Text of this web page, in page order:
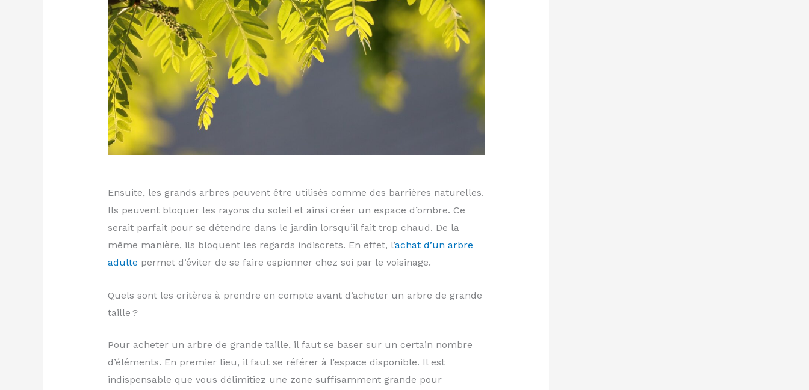
Ensuite, les grands arbres peuvent être utilisés comme des barrières naturelles.
Ils peuvent bloquer les rayons du soleil et ainsi créer un espace d’ombre. Ce
serait parfait pour se détendre dans le jardin lorsqu’il fait trop chaud. De la
même manière, ils bloquent les regards indiscrets. En effet, l’achat d’un arbre
adulte permet d’éviter de se faire espionner chez soi par le voisinage.
Quels sont les critères à prendre en compte avant d’acheter un arbre de grande
taille ?
Pour acheter un arbre de grande taille, il faut se baser sur un certain nombre
d’éléments. En premier lieu, il faut se référer à l’espace disponible. Il est
indispensable que vous délimitiez une zone suffisamment grande pour